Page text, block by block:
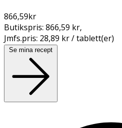
866,59kr
Butikspris: 866,59 kr,
Jmfs.pris: 28,89 kr / tablett(er)
Se mina recept